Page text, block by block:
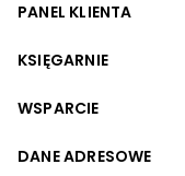
PANEL KLIENTA
KSIĘGARNIE
WSPARCIE
DANE ADRESOWE